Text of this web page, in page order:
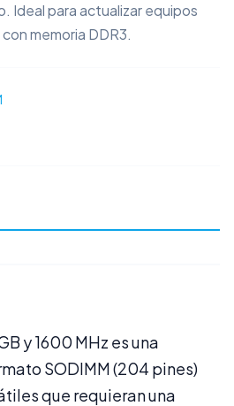
Ideal para actualizar equipos
memoria DDR3.
y 1600 MHz es una
SODIMM (204 pines)
que requieran una